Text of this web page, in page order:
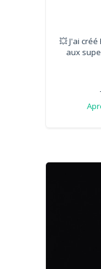
💥 J'ai
aux